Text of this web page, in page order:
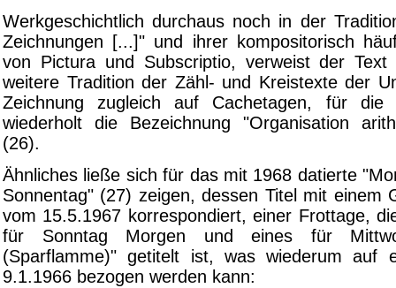
Werkgeschichtlich durchaus noch in der
Zeichnungen [...]" und ihrer kompositorisch
von Pictura und Subscriptio, verweist der
weitere Tradition der Zähl- und Kreistexte der
Zeichnung zugleich auf Cachetagen, für die
wiederholt die Bezeichnung "Organisation
(26).
Ähnliches ließe sich für das mit 1968 datierte
Sonnentag" (27) zeigen, dessen Titel mit einem
vom 15.5.1967 korrespondiert, einer Frottage,
für Sonntag Morgen und eines für
(Sparflamme)" getitelt ist, was wiederum auf
9.1.1966 bezogen werden kann: